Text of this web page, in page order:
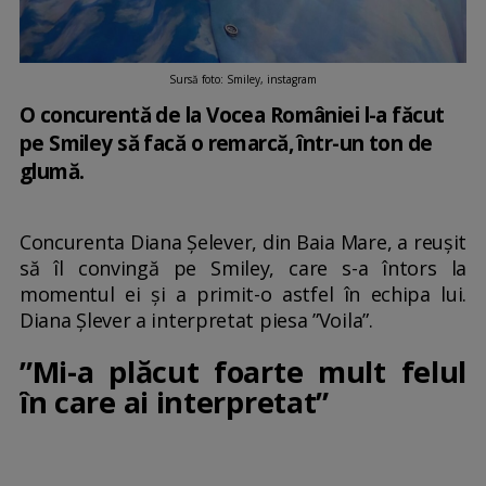
Sursă foto: Smiley, instagram
O concurentă de la Vocea României l-a făcut
pe Smiley să facă o remarcă, într-un ton de
glumă.
Concurenta Diana Șelever, din Baia Mare, a reușit
să îl convingă pe Smiley, care s-a întors la
momentul ei și a primit-o astfel în echipa lui.
Diana Șlever a interpretat piesa ”Voila”.
”Mi-a plăcut foarte mult felul
în care ai interpretat”